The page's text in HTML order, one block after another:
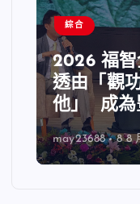
綜合
2026 福智
透由「觀
他」 成為
may23688 8 8